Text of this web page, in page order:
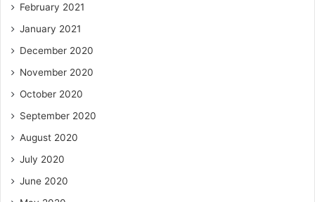
February 2021
January 2021
December 2020
November 2020
October 2020
September 2020
August 2020
July 2020
June 2020